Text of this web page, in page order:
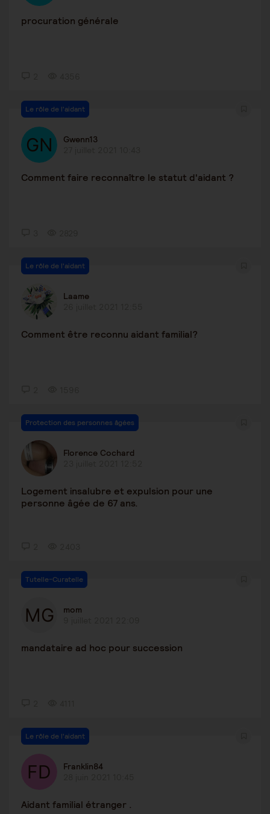
procuration générale
Le rôle de l'aidant
Gwenn13
Comment faire reconnaître le statut d'aidant ?
Le rôle de l'aidant
Laame
Comment être reconnu aidant familial?
Protection des personnes âgées
Florence Cochard
Logement insalubre et expulsion pour une
personne âgée de 67 ans.
Tutelle-Curatelle
mom
mandataire ad hoc pour succession
Le rôle de l'aidant
Franklin84
Aidant familial étranger .